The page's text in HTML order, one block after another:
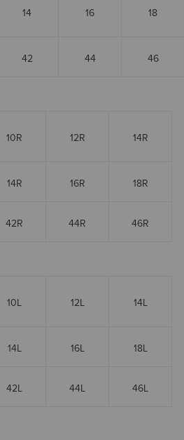
14 16 18
42 44 46
10R 12R 14R
14R 16R 18R
42R 44R 46R
10L 12L 14L
14L 16L 18L
42L 44L 46L